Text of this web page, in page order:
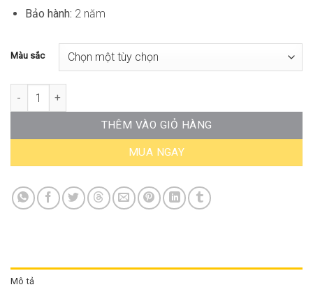
Bảo hành: 2 năm
Màu sắc
Ghế Ăn Gỗ Cao Cấp Naga Armchair MR-WC587 số lượng
THÊM VÀO GIỎ HÀNG
MUA NGAY
Mô tả